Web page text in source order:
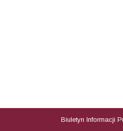
Biuletyn Informacji